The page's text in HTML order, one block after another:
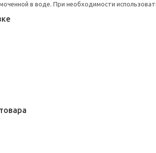
в воде. При необходимости